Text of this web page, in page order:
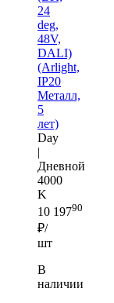
24
deg,
48V,
DALI)
(Arlight,
IP20
Металл,
5
лет)
Day
|
Дневной
4000
K
10 19790
₽/
шт
В
наличии